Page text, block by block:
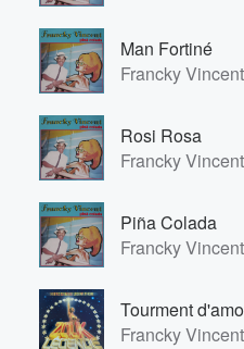
Man Fortiné
Francky Vincent
Rosi Rosa
Francky Vincent
Piña Colada
Francky Vincent
Tourment
Francky Vincent